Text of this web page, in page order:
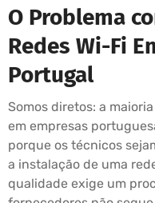
O Problema
Redes Wi-Fi
Portugal
Somos diretos: a
em empresas
porque os técnicos
a instalação de uma
qualidade exige um